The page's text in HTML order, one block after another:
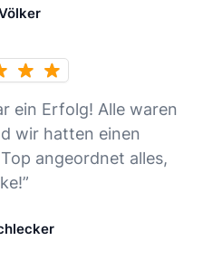
ein Erfolg! Alle waren
wir hatten einen
angeordnet alles,